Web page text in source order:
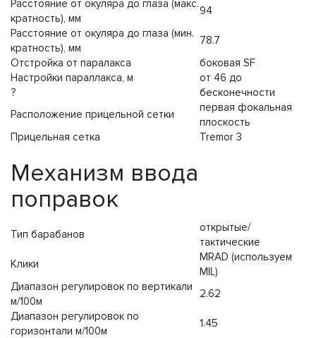
Расстояние от окуляра до глаза (макс.
кратность), мм
94
Расстояние от окуляра до глаза (мин.
кратность), мм
78.7
Отстройка от паралакса
боковая SF
Настройки параллакса, м
?
от 46 до
бесконечности
Расположение прицельной сетки
первая фокальная
плоскость
Прицельная сетка
Tremor 3
Механизм ввода
поправок
Тип барабанов
открытые/
тактические
Клики
MRAD (используем
MIL)
Диапазон регулировок по вертикали
м/100м
2.62
Диапазон регулировок по
горизонтали м/100м
1.45